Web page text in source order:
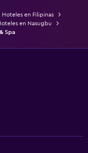
Hoteles en Filipinas
en Nasugbu
Spa